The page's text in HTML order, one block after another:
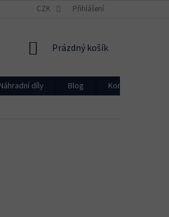
CZK Přihlášení
NÁKUPNÍ
Prázdný košík
Náhradní díly Blog
Kontakty